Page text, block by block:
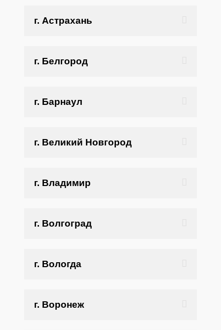
г. Астрахань
г. Белгород
г. Барнаул
г. Великий Новгород
г. Владимир
г. Волгоград
г. Вологда
г. Воронеж